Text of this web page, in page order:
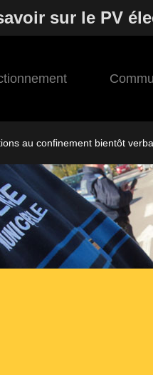
sur le PV
au confinement bientôt